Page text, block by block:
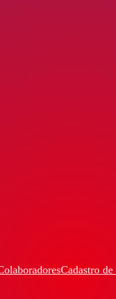
Cadastro